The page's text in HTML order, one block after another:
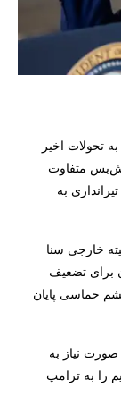
تحولات اخیر
متفاوت
به
خارجی سنا
برای تضعیف
حماسی پایان
صورت نیاز به
را به ترامپ